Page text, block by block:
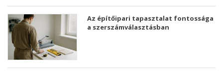
Az építőipari tapasztalat fontossága
a szerszámválasztásban